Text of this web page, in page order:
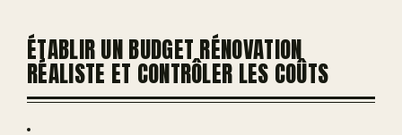
ÉTABLIR UN BUDGET RÉNOVATION
RÉALISTE ET CONTRÔLER LES COÛTS